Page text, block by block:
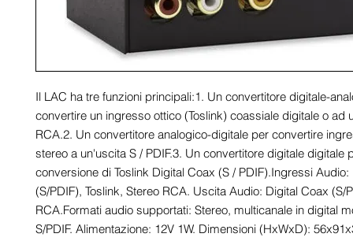
Il LAC ha tre funzioni principali:1. Un convertitore digitale-
convertire un ingresso ottico (Toslink) coassiale digitale o ad
RCA.2. Un convertitore analogico-digitale per convertire
stereo a un'uscita S / PDIF.3. Un convertitore digitale digitale
conversione di Toslink Digital Coax (S / PDIF).Ingressi
(S/PDIF), Toslink, Stereo RCA. Uscita Audio: Digital Coax (S/
RCA.Formati audio supportati: Stereo, multicanale in digital
S/PDIF. Alimentazione: 12V 1W. Dimensioni (HxWxD):